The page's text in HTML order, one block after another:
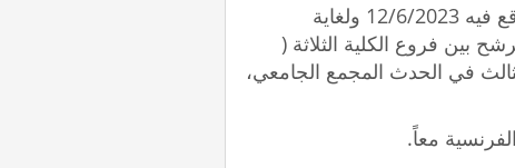
تقبل طلبات الترشيح لهذه المباراة ابتداء من نهارالاثنين الواقع فيه 12/6/2023 ولغاية
بين فروع الكلية الثلاثة (
في الحدث المجمع الجامعي،
معاً.